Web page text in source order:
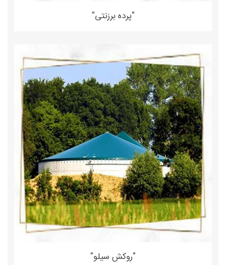
"پرده برزنتی"
"روکش سیلو"